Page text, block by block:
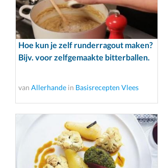
Hoe kun je zelf runderragout maken?
Bijv. voor zelfgemaakte bitterballen.
van Allerhande in Basisrecepten Vlees